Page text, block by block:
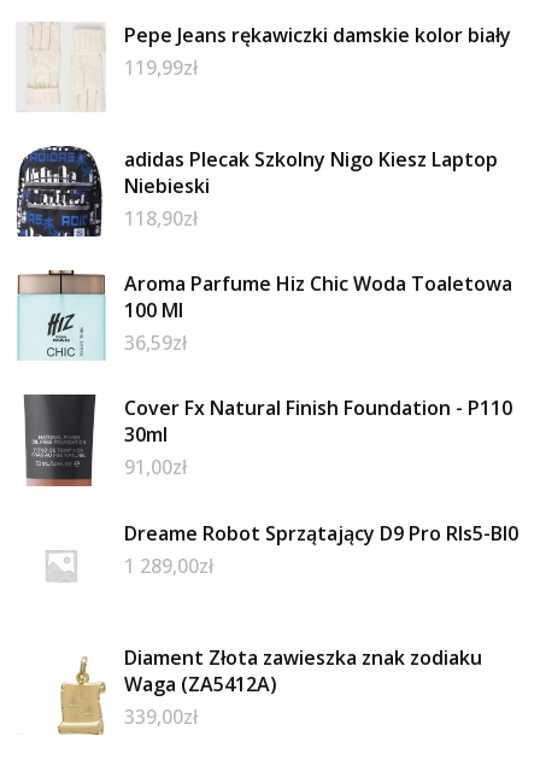
Pepe Jeans rękawiczki damskie kolor biały
119,99zł
adidas Plecak Szkolny Nigo Kiesz Laptop
Niebieski
118,90zł
Aroma Parfume Hiz Chic Woda Toaletowa
100 Ml
36,59zł
Cover Fx Natural Finish Foundation - P110
30ml
91,00zł
Dreame Robot Sprzątający D9 Pro Rls5-Bl0
1 289,00zł
Diament Złota zawieszka znak zodiaku
Waga (ZA5412A)
339,00zł